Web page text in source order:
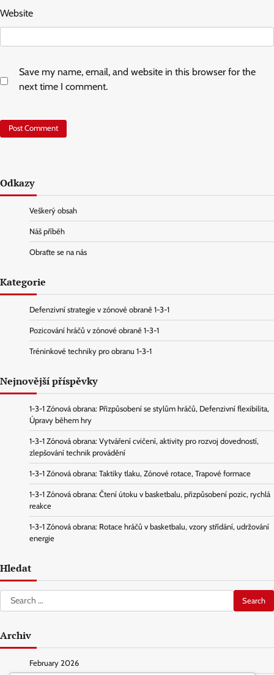
Website
Save my name, email, and website in this browser for the
next time I comment.
Odkazy
Veškerý obsah
Náš příběh
Obraťte se na nás
Kategorie
Defenzivní strategie v zónové obraně 1-3-1
Pozicování hráčů v zónové obraně 1-3-1
Tréninkové techniky pro obranu 1-3-1
Nejnovější příspěvky
1-3-1 Zónová obrana: Přizpůsobení se stylům hráčů, Defenzivní flexibilita,
Úpravy během hry
1-3-1 Zónová obrana: Vytváření cvičení, aktivity pro rozvoj dovedností,
zlepšování technik provádění
1-3-1 Zónová obrana: Taktiky tlaku, Zónové rotace, Trapové formace
1-3-1 Zónová obrana: Čtení útoku v basketbalu, přizpůsobení pozic, rychlá
reakce
1-3-1 Zónová obrana: Rotace hráčů v basketbalu, vzory střídání, udržování
energie
Hledat
Search
for:
Archiv
February 2026